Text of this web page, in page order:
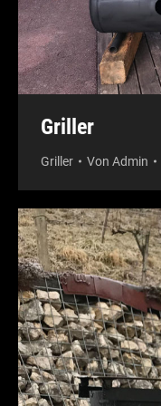
Griller
Griller Von Admin